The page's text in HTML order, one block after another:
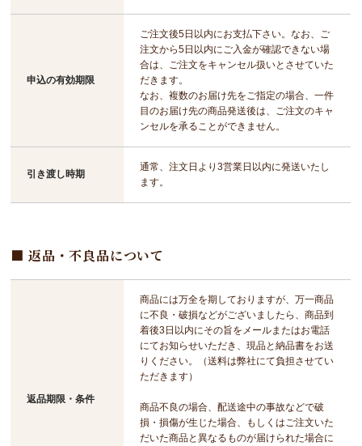
申込の有効期限
ご注文後5日以内にお支払下さい。なお、ご
注文から5日以内にご入金が確認できない場
合は、ご注文をキャンセル扱いとさせていた
だきます。
なお、複数のお届け先をご指定の場合、一件
目のお届け先の商品発送後は、ご注文のキャ
ンセルを承ることができません。
引き渡し時期
通常、注文日より3営業日以内に発送いたし
ます。
返品・不良品について
返品期限・条件
商品には万全を期しておりますが、万一商品
に不良・破損などがございましたら、商品到
着後3日以内にその旨をメールまたはお電話
にてお知らせいただき、現品と納品書をお送
りください。（送料は弊社にて負担させてい
ただきます）
商品不良の場合、配送途中の事故などで破
損・損傷が生じた場合、もしくはご注文いた
だいた商品と異なるものが届けられた場合に